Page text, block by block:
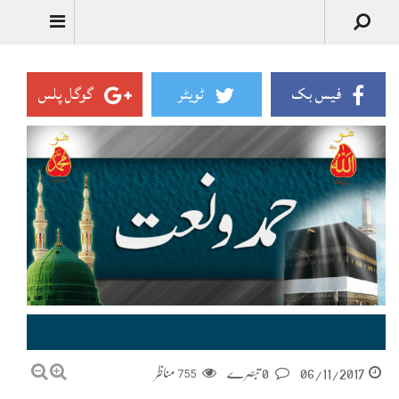
فیس بک ٹویٹر گوگل پلس
06/11/2017
755 مناظر